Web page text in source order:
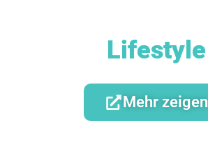
Lifestyle
Mehr zeigen